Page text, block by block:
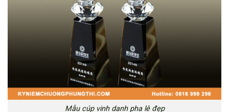
Mẫu cúp vinh danh pha lê đẹp